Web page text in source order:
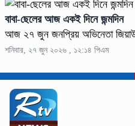
বাবা-ছেলের আজ একই দিনে জন্মদিন
আজ ২৭ জুন জনপ্রিয় অভিনেতা
শনিবার, ২৭ জুন ২০২৬ , ১২:১৪ পিএম